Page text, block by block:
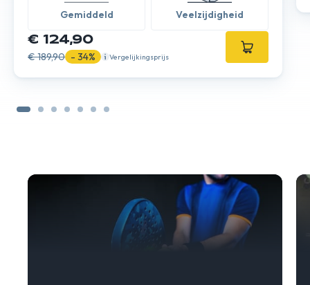
Gemiddeld Veelzijdigheid
€ 124,90
€ 189,90 - 34% Vergelijkingsprijs